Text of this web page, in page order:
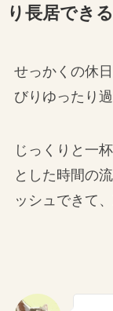
り長居でき
せっかくの休
びりゆったり
じっくりと一
とした時間の
ッシュできて